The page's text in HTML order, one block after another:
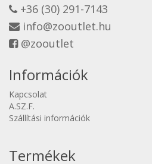
+36 (30) 291-7143
info@zooutlet.hu
@zooutlet
Információk
Kapcsolat
A.SZ.F.
Szállítási információk
Termékek